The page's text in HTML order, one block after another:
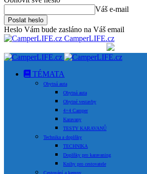
Váš e-mail
Heslo Vám bude zasláno na Váš email
CamperLIFE.cz
TÉMATA
Obytná auta
Obytná auta
Obytné vestavby
4×4 Camper
Karavany
TESTY KARAVANŮ
Technika a doplňky
TECHNIKA
Doplňky pro karavaning
Knihy pro cestovatele
Cestování a kempy